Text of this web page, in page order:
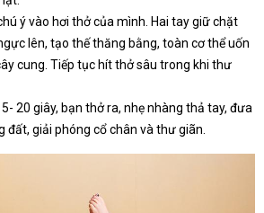
ý vào hơi thở của mình. Hai tay giữ chặt
lên, tạo thế thăng bằng, toàn cơ thể uốn
cung. Tiếp tục hít thở sâu trong khi thư
20 giây, bạn thở ra, nhẹ nhàng thả tay, đưa
đất, giải phóng cổ chân và thư giãn.